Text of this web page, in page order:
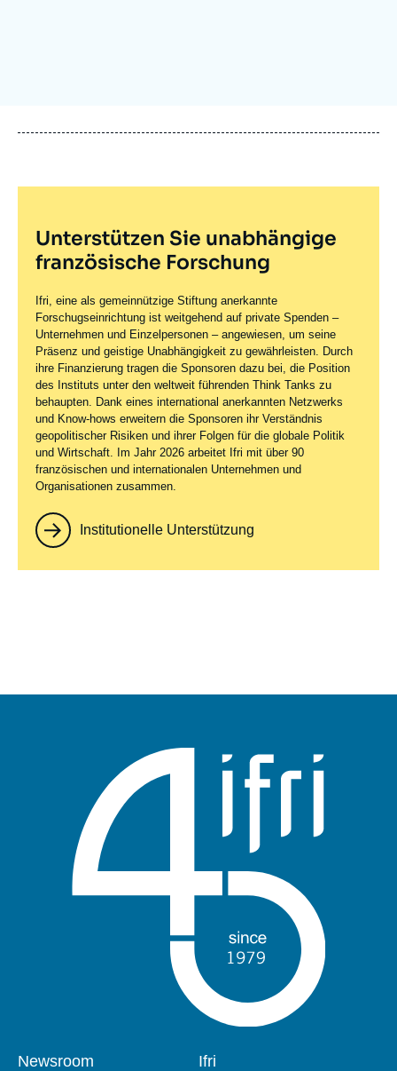
Unterstützen Sie unabhängige
französische Forschung
Ifri, eine als gemeinnützige Stiftung anerkannte
Forschugseinrichtung ist weitgehend auf private Spenden –
Unternehmen und Einzelpersonen – angewiesen, um seine
Präsenz und geistige Unabhängigkeit zu gewährleisten. Durch
ihre Finanzierung tragen die Sponsoren dazu bei, die Position
des Instituts unter den weltweit führenden Think Tanks zu
behaupten. Dank eines international anerkannten Netzwerks
und Know-hows erweitern die Sponsoren ihr Verständnis
geopolitischer Risiken und ihrer Folgen für die globale Politik
und Wirtschaft. Im Jahr 2026 arbeitet Ifri mit über 90
französischen und internationalen Unternehmen und
Organisationen zusammen.
Institutionelle Unterstützung
Pied
Newsroom
Navigation
Ifri